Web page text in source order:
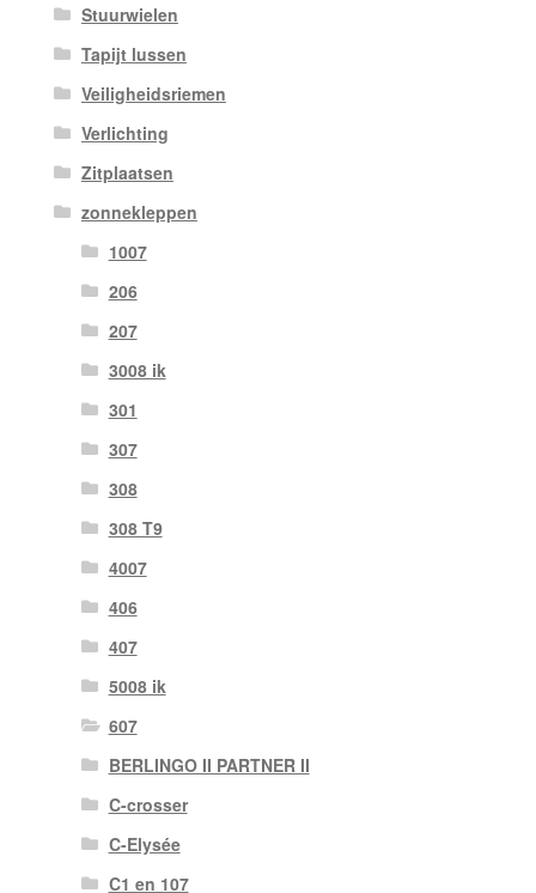
Stuurwielen
Tapijt lussen
Veiligheidsriemen
Verlichting
Zitplaatsen
zonnekleppen
1007
206
207
3008 ik
301
307
308
308 T9
4007
406
407
5008 ik
607
BERLINGO II PARTNER II
C-crosser
C-Elysée
C1 en 107